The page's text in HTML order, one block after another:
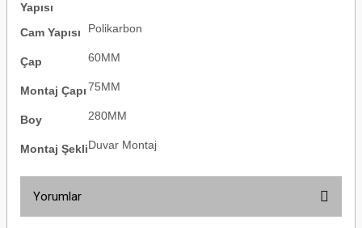
Yapısı
Cam Yapısı Polikarbon
Çap 60MM
Montaj Çapı75MM
Boy 280MM
Montaj ŞekliDuvar Montaj
Yorumlar